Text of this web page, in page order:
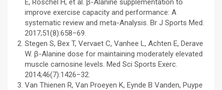
E, Roschel H, et al. β-Alanine supplementation to
improve exercise capacity and performance: A
systematic review and meta-Analysis. Br J Sports Med.
2017;51(8):658–69.
Stegen S, Bex T, Vervaet C, Vanhee L, Achten E, Derave
W. β-Alanine dose for maintaining moderately elevated
muscle carnosine levels. Med Sci Sports Exerc.
2014;46(7):1426–32.
Van Thienen R, Van Proeyen K, Eynde B Vanden, Puype